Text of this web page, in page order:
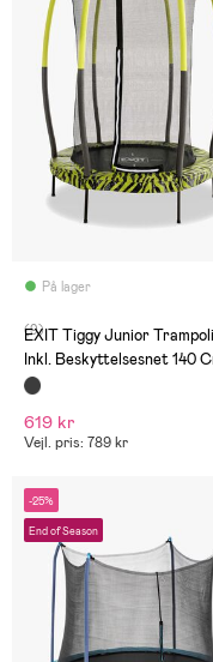
På lager
(9)
EXIT Tiggy Junior
Inkl. Beskyttelsesnet 140
619 kr
Vejl. pris: 789 kr
-25%
End of Season